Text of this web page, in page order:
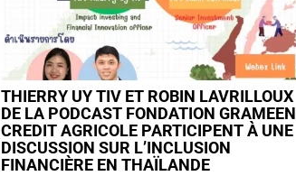
THIERRY UY TIV ET ROBIN LAVRILLOUX
DE LA PODCAST FONDATION GRAMEEN
CREDIT AGRICOLE PARTICIPENT À UNE
DISCUSSION SUR L’INCLUSION
FINANCIÈRE EN THAÏLANDE